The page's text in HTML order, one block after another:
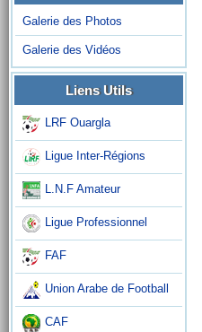
Galerie des Photos
Galerie des Vidéos
Liens Utils
LRF Ouargla
Ligue Inter-Régions
L.N.F Amateur
Ligue Professionnel
FAF
Union Arabe de Football
CAF